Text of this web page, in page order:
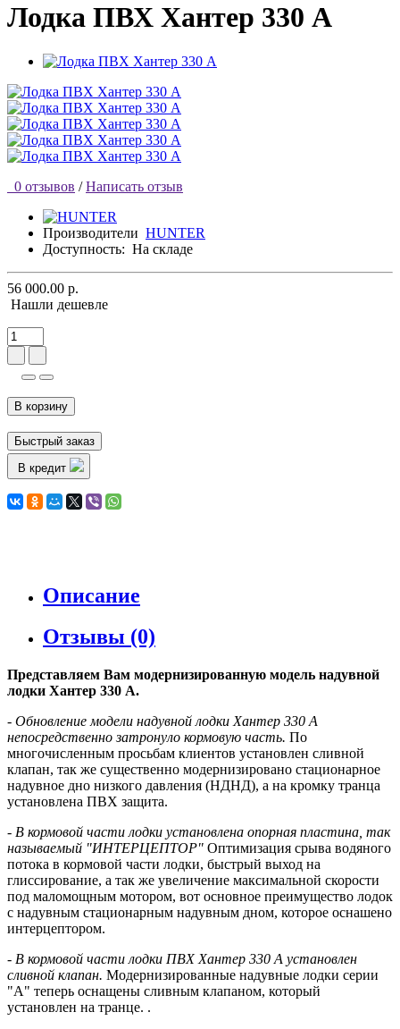
Лодка ПВХ Хантер 330 А
0 отзывов / Написать отзыв
Производители HUNTER
Доступность: На складе
56 000.00 р.
Нашли дешевле
В корзину
Быстрый заказ
В кредит
Описание
Отзывы (0)
Представляем Вам модернизированную модель надувной
лодки Хантер 330 А.
- Обновление модели надувной лодки Хантер 330 А
непосредственно затронуло кормовую часть. По
многочисленным просьбам клиентов установлен сливной
клапан, так же существенно модернизировано стационарное
надувное дно низкого давления (НДНД), а на кромку транца
установлена ПВХ защита.
- В кормовой части лодки установлена опорная пластина, так
называемый "ИНТЕРЦЕПТОР" Оптимизация срыва водяного
потока в кормовой части лодки, быстрый выход на
глиссирование, а так же увеличение максимальной скорости
под маломощным мотором, вот основное преимущество лодок
с надувным стационарным надувным дном, которое оснашено
интерцептором.
- В кормовой части лодки ПВХ Хантер 330 А установлен
сливной клапан. Модернизированные надувные лодки серии
"А" теперь оснащены сливным клапаном, который
установлен на транце. .